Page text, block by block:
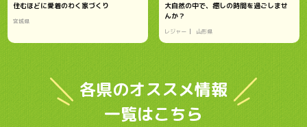
住むほどに愛着のわく家づくり
宮城県
大自然の中で、癒しの時間を過ごしませ
んか？
レジャー 山形県
各県のオススメ情報
一覧はこちら